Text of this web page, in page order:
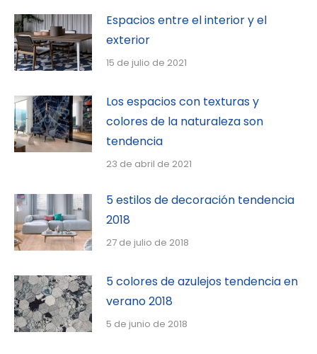
Espacios entre el interior y el
exterior
15 de julio de 2021
Los espacios con texturas y
colores de la naturaleza son
tendencia
23 de abril de 2021
5 estilos de decoración tendencia
2018
27 de julio de 2018
5 colores de azulejos tendencia en
verano 2018
5 de junio de 2018